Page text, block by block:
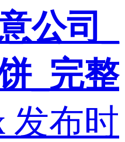
公司_
_完整
发布时